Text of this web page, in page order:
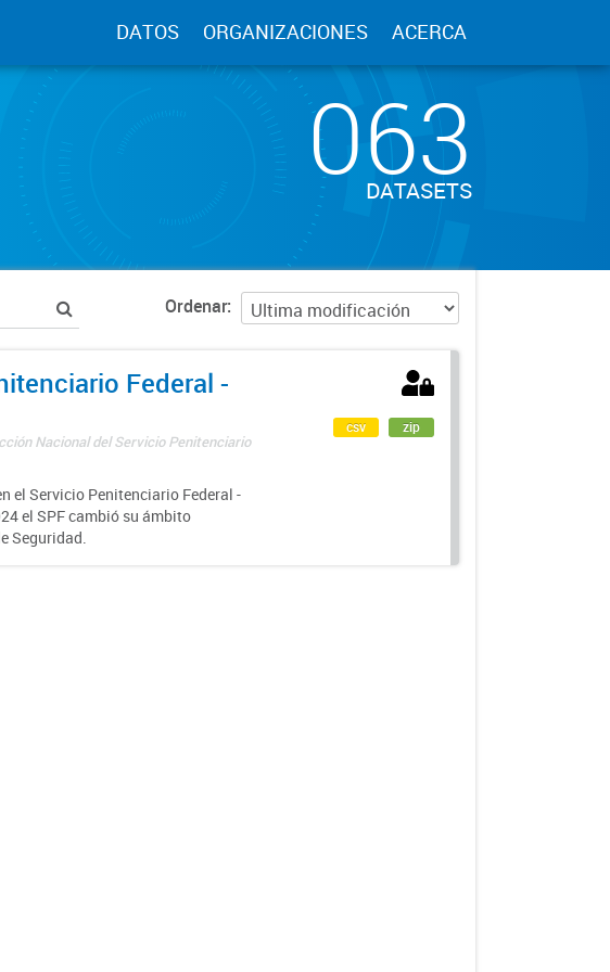
DATOS ORGANIZACIONES ACERCA
063
DATASETS
Ordenar
Federal -
Nacional del Servicio Penitenciario
el Servicio Penitenciario Federal -
el SPF cambió su ámbito
Seguridad.
csv zip